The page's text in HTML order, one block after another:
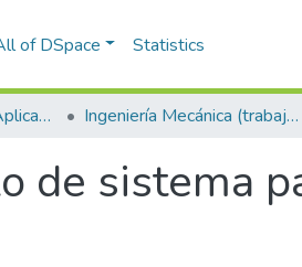
of DSpace Statistics
Escuela de Ciencias Aplicadas e Ingeniería Ingeniería Mecánica (trabajo de grado)
de sistema